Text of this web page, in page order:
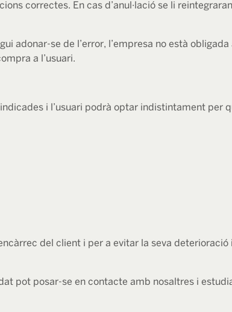
correctes. En cas d’anul·lació se li
adonar-se de l’error, l’empresa no està
a l’usuari.
i l’usuari podrà optar indistintament per
del client i per a evitar la seva
pot posar-se en contacte amb nosaltres i